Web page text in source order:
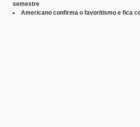
semestre
Americano confirma o favoritismo e fica